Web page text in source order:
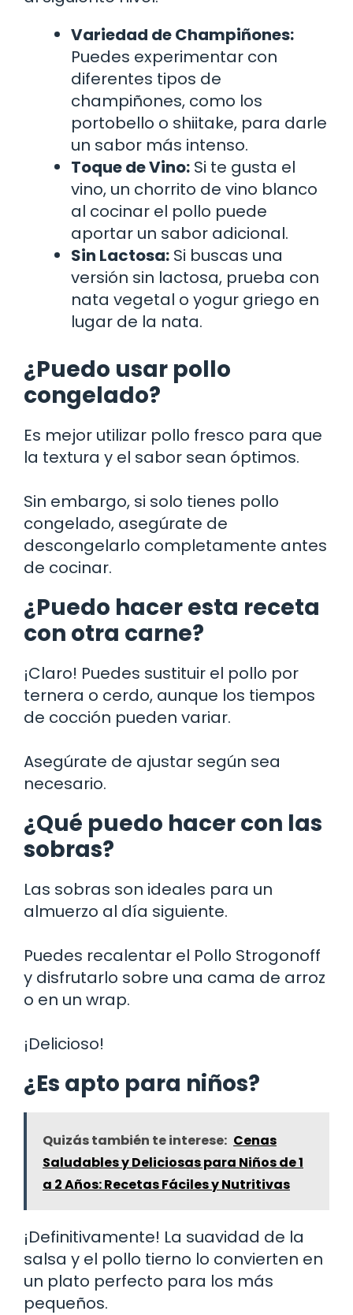
Variedad de Champiñones:
Puedes experimentar con
diferentes tipos de
champiñones, como los
portobello o shiitake, para darle
un sabor más intenso.
Toque de Vino: Si te gusta el
vino, un chorrito de vino blanco
al cocinar el pollo puede
aportar un sabor adicional.
Sin Lactosa: Si buscas una
versión sin lactosa, prueba con
nata vegetal o yogur griego en
lugar de la nata.
¿Puedo usar pollo
congelado?
Es mejor utilizar pollo fresco para que
la textura y el sabor sean óptimos.
Sin embargo, si solo tienes pollo
congelado, asegúrate de
descongelarlo completamente antes
de cocinar.
¿Puedo hacer esta receta
con otra carne?
¡Claro! Puedes sustituir el pollo por
ternera o cerdo, aunque los tiempos
de cocción pueden variar.
Asegúrate de ajustar según sea
necesario.
¿Qué puedo hacer con las
sobras?
Las sobras son ideales para un
almuerzo al día siguiente.
Puedes recalentar el Pollo Strogonoff
y disfrutarlo sobre una cama de arroz
o en un wrap.
¡Delicioso!
¿Es apto para niños?
Quizás también te interese: Cenas
Saludables y Deliciosas para Niños de 1
a 2 Años: Recetas Fáciles y Nutritivas
¡Definitivamente! La suavidad de la
salsa y el pollo tierno lo convierten en
un plato perfecto para los más
pequeños.